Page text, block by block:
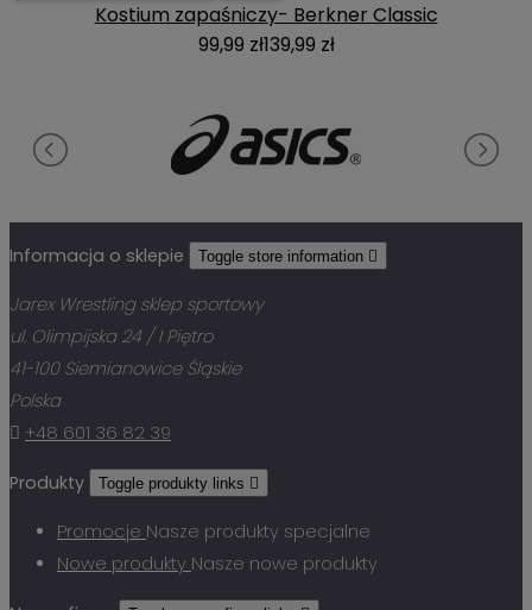
Kostium zapaśniczy- Berkner Classic
99,99 zł139,99 zł
Informacja o sklepie Toggle store information 
Jarex Wrestling sklep sportowy
ul. Olimpijska 24 / I Piętro
41-100 Siemianowice Śląskie
Polska
 +48 601 36 82 39
Produkty Toggle produkty links 
Promocje Nasze produkty specjalne
Nowe produkty Nasze nowe produkty